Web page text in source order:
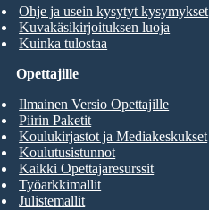
Ohje ja usein kysytyt kysymykset
Kuvakäsikirjoituksen luoja
Kuinka tulostaa
Opettajille
Ilmainen Versio Opettajille
Piirin Paketit
Koulukirjastot ja Mediakeskukset
Koulutusistunnot
Kaikki Opettajaresurssit
Työarkkimallit
Julistemallit